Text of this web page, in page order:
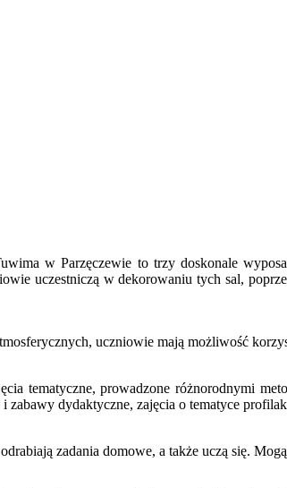
w Parzęczewie to trzy doskonale
uczestniczą w dekorowaniu tych sal,
uczniowie mają możliwość
tematyczne, prowadzone różnorodnymi
zabawy dydaktyczne, zajęcia o tematyce
zadania domowe, a także uczą się.